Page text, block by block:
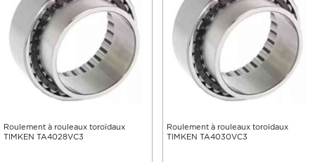
Roulement à rouleaux toroïdaux
TIMKEN TA4028VC3
Roulement à rouleaux toroïdaux
TIMKEN TA4030VC3